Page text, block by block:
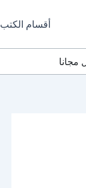
أقسام الكتب